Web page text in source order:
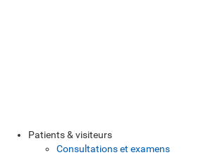
Patients & visiteurs
Consultations et examens